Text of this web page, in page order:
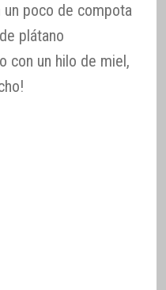
poco de compota
plátano
con un hilo de miel,